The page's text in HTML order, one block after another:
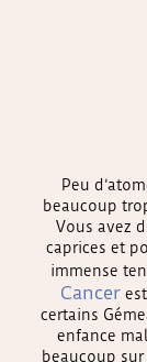
Peu
beaucoup
Vous avez
caprices et
immense
Cancer
certains
enfance
beaucoup